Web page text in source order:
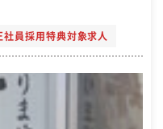
社員採用特典対象求人